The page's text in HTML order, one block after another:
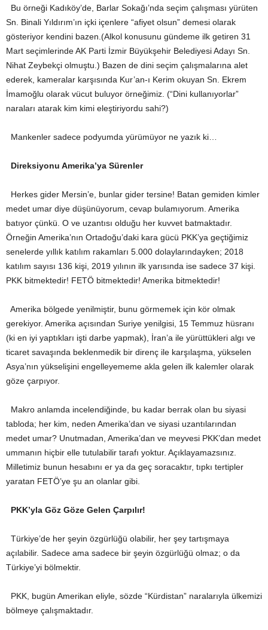
Bu örneği Kadıköy’de, Barlar Sokağı’nda seçim çalışması yürüten
Sn. Binali Yıldırım’ın içki içenlere “afiyet olsun” demesi olarak
gösteriyor kendini bazen.(Alkol konusunu gündeme ilk getiren 31
Mart seçimlerinde AK Parti İzmir Büyükşehir Belediyesi Adayı Sn.
Nihat Zeybekçi olmuştu.) Bazen de dini seçim çalışmalarına alet
ederek, kameralar karşısında Kur’an-ı Kerim okuyan Sn. Ekrem
İmamoğlu olarak vücut buluyor örneğimiz. (“Dini kullanıyorlar”
naraları atarak kim kimi eleştiriyordu sahi?)
Mankenler sadece podyumda yürümüyor ne yazık ki…
Direksiyonu Amerika’ya Sürenler
Herkes gider Mersin’e, bunlar gider tersine! Batan gemiden kimler
medet umar diye düşünüyorum, cevap bulamıyorum. Amerika
batıyor çünkü. O ve uzantısı olduğu her kuvvet batmaktadır.
Örneğin Amerika’nın Ortadoğu’daki kara gücü PKK’ya geçtiğimiz
senelerde yıllık katılım rakamları 5.000 dolaylarındayken; 2018
katılım sayısı 136 kişi, 2019 yılının ilk yarısında ise sadece 37 kişi.
PKK bitmektedir! FETÖ bitmektedir! Amerika bitmektedir!
Amerika bölgede yenilmiştir, bunu görmemek için kör olmak
gerekiyor. Amerika açısından Suriye yenilgisi, 15 Temmuz hüsranı
(ki en iyi yaptıkları işti darbe yapmak), İran’a ile yürüttükleri algı ve
ticaret savaşında beklenmedik bir direnç ile karşılaşma, yükselen
Asya’nın yükselişini engelleyememe akla gelen ilk kalemler olarak
göze çarpıyor.
Makro anlamda incelendiğinde, bu kadar berrak olan bu siyasi
tabloda; her kim, neden Amerika’dan ve siyasi uzantılarından
medet umar? Unutmadan, Amerika’dan ve meyvesi PKK’dan medet
ummanın hiçbir elle tutulabilir tarafı yoktur. Açıklayamazsınız.
Milletimiz bunun hesabını er ya da geç soracaktır, tıpkı tertipler
yaratan FETÖ’ye şu an olanlar gibi.
PKK’yla Göz Göze Gelen Çarpılır!
Türkiye’de her şeyin özgürlüğü olabilir, her şey tartışmaya
açılabilir. Sadece ama sadece bir şeyin özgürlüğü olmaz; o da
Türkiye’yi bölmektir.
PKK, bugün Amerikan eliyle, sözde “Kürdistan” naralarıyla ülkemizi
bölmeye çalışmaktadır.